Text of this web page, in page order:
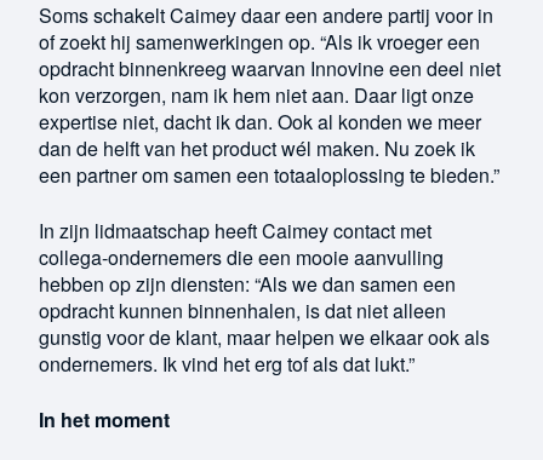
Soms schakelt Caimey daar een andere partij voor in
of zoekt hij samenwerkingen op. “Als ik vroeger een
opdracht binnenkreeg waarvan Innovine een deel niet
kon verzorgen, nam ik hem niet aan. Daar ligt onze
expertise niet, dacht ik dan. Ook al konden we meer
dan de helft van het product wél maken. Nu zoek ik
een partner om samen een totaaloplossing te bieden.”
In zijn lidmaatschap heeft Caimey contact met
collega-ondernemers die een mooie aanvulling
hebben op zijn diensten: “Als we dan samen een
opdracht kunnen binnenhalen, is dat niet alleen
gunstig voor de klant, maar helpen we elkaar ook als
ondernemers. Ik vind het erg tof als dat lukt.”
In het moment